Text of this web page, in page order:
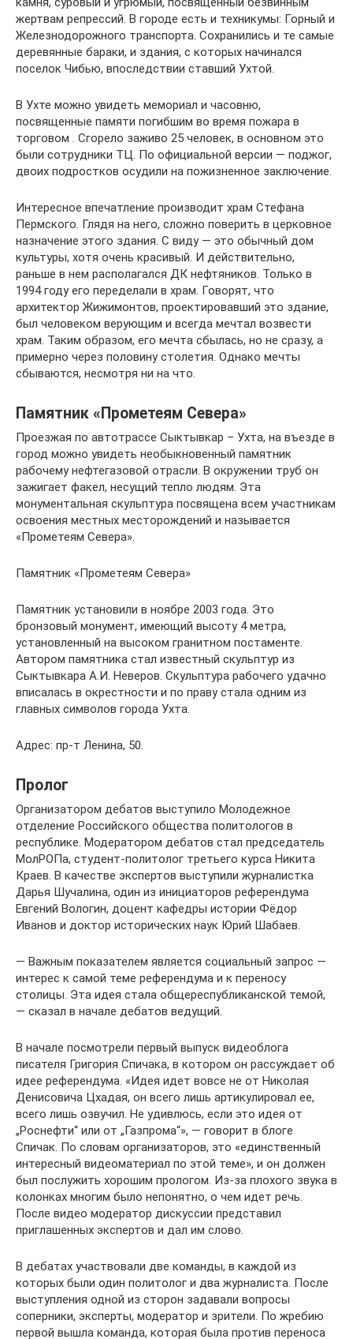
жертвам репрессий. В городе есть и техникумы: Горный и
Железнодорожного транспорта. Сохранились и те самые
деревянные бараки, и здания, с которых начинался
поселок Чибью, впоследствии ставший Ухтой.
В Ухте можно увидеть мемориал и часовню,
посвященные памяти погибшим во время пожара в
торговом . Сгорело заживо 25 человек, в основном это
были сотрудники ТЦ. По официальной версии — поджог,
двоих подростков осудили на пожизненное заключение.
Интересное впечатление производит храм Стефана
Пермского. Глядя на него, сложно поверить в церковное
назначение этого здания. С виду — это обычный дом
культуры, хотя очень красивый. И действительно,
раньше в нем располагался ДК нефтяников. Только в
1994 году его переделали в храм. Говорят, что
архитектор Жижимонтов, проектировавший это здание,
был человеком верующим и всегда мечтал возвести
храм. Таким образом, его мечта сбылась, но не сразу, а
примерно через половину столетия. Однако мечты
сбываются, несмотря ни на что.
Памятник «Прометеям Севера»
Проезжая по автотрассе Сыктывкар – Ухта, на въезде в
город можно увидеть необыкновенный памятник
рабочему нефтегазовой отрасли. В окружении труб он
зажигает факел, несущий тепло людям. Эта
монументальная скульптура посвящена всем участникам
освоения местных месторождений и называется
«Прометеям Севера».
Памятник «Прометеям Севера»
Памятник установили в ноябре 2003 года. Это
бронзовый монумент, имеющий высоту 4 метра,
установленный на высоком гранитном постаменте.
Автором памятника стал известный скульптур из
Сыктывкара А.И. Неверов. Скульптура рабочего удачно
вписалась в окрестности и по праву стала одним из
главных символов города Ухта.
Адрес: пр-т Ленина, 50.
Пролог
Организатором дебатов выступило Молодежное
отделение Российского общества политологов в
республике. Модератором дебатов стал председатель
МолРОПа, студент-политолог третьего курса Никита
Краев. В качестве экспертов выступили журналистка
Дарья Шучалина, один из инициаторов референдума
Евгений Вологин, доцент кафедры истории Фёдор
Иванов и доктор исторических наук Юрий Шабаев.
— Важным показателем является социальный запрос —
интерес к самой теме референдума и к переносу
столицы. Эта идея стала общереспубликанской темой,
— сказал в начале дебатов ведущий.
В начале посмотрели первый выпуск видеоблога
писателя Григория Спичака, в котором он рассуждает об
идее референдума. «Идея идет вовсе не от Николая
Денисовича Цхадая, он всего лишь артикулировал ее,
всего лишь озвучил. Не удивлюсь, если это идея от
„Роснефти“ или от „Газпрома“», — говорит в блоге
Спичак. По словам организаторов, это «единственный
интересный видеоматериал по этой теме», и он должен
был послужить хорошим прологом. Из-за плохого звука в
колонках многим было непонятно, о чем идет речь.
После видео модератор дискуссии представил
приглашенных экспертов и дал им слово.
В дебатах участвовали две команды, в каждой из
которых были один политолог и два журналиста. После
выступления одной из сторон задавали вопросы
соперники, эксперты, модератор и зрители. По жребию
первой вышла команда, которая была против переноса